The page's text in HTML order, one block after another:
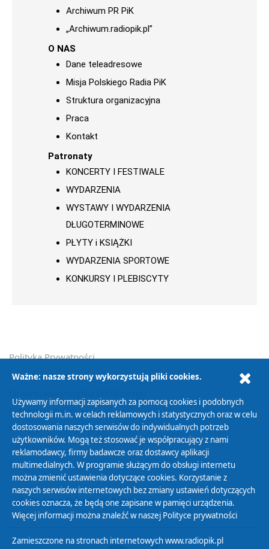
Archiwum PR PiK
„Archiwum.radiopik.pl”
O NAS
Dane teleadresowe
Misja Polskiego Radia PiK
Struktura organizacyjna
Praca
Kontakt
Patronaty
KONCERTY I FESTIWALE
WYDARZENIA
WYSTAWY I WYDARZENIA
DŁUGOTERMINOWE
PŁYTY i KSIĄŻKI
WYDARZENIA SPORTOWE
KONKURSY I PLEBISCYTY
Polityka Prywatności
Zasady korzystania z Serwisu
Cyfryzacja DAB+
Polityka ochrony danych osobowych
Abonament
Zamówienia publiczne
Biuletyn Informacji Publicznej
Ważne: nasze strony wykorzystują pliki cookies.
Używamy informacji zapisanych za pomocą cookies i podobnych
technologii m.in. w celach reklamowych i statystycznych oraz w celu
dostosowania naszych serwisów do indywidualnych potrzeb
użytkowników. Mogą też stosować je współpracujący z nami
reklamodawcy, firmy badawcze oraz dostawcy aplikacji
multimedialnych. W programie służącym do obsługi internetu
można zmienić ustawienia dotyczące cookies. Korzystanie z
naszych serwisów internetowych bez zmiany ustawień dotyczących
cookies oznacza, że będą one zapisane w pamięci urządzenia.
Więcej informacji można znaleźć w naszej Polityce prywatności
Zamieszczone na stronach internetowych www.radiopik.pl